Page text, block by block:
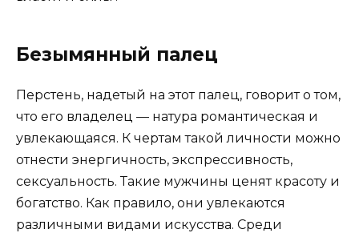
Безымянный палец
Перстень, надетый на этот палец, говорит о том,
что его владелец — натура романтическая и
увлекающаяся. К чертам такой личности можно
отнести энергичность, экспрессивность,
сексуальность. Такие мужчины ценят красоту и
богатство. Как правило, они увлекаются
различными видами искусства. Среди